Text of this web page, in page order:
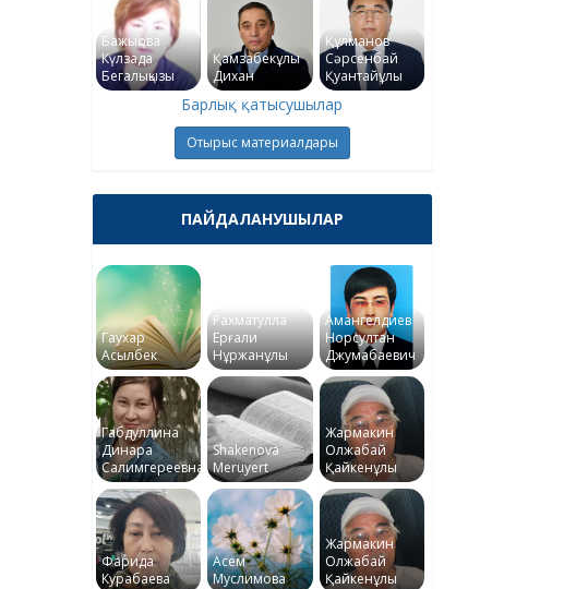
Бажықова
Күлзада
Бегалықызы
Қамзабекұлы
Дихан
Құлманов
Сәрсенбай
Қуантайұлы
Барлық қатысушылар
Отырыс материалдары
ПАЙДАЛАНУШЫЛАР
Гаухар
Асылбек
Рахматулла
Ерғали
Нұржанұлы
Амангелдиев
Норсултан
Джумабаевич
Габдуллина
Динара
Салимгереевна
Shakenova
Meruyert
Жармакин
Олжабай
Қайкенұлы
Фарида
Курабаева
Асем
Муслимова
Жармакин
Олжабай
Қайкенұлы